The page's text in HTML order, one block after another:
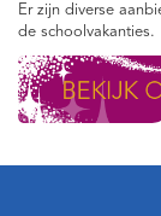
Er zijn diverse
de schoolvakanties.